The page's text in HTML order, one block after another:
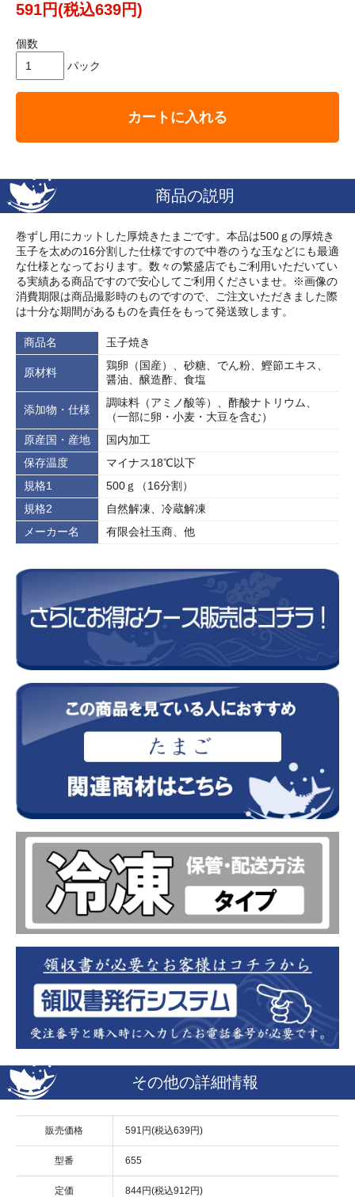
591円(税込639円)
個数
パック
カートに入れる
商品の説明
巻ずし用にカットした厚焼きたまごです。本品は500ｇの厚焼き
玉子を太めの16分割した仕様ですので中巻のうな玉などにも最適
な仕様となっております。数々の繁盛店でもご利用いただいてい
る実績ある商品ですので安心してご利用くださいませ。※画像の
消費期限は商品撮影時のものですので、ご注文いただきました際
は十分な期間があるものを責任をもって発送致します。
商品名 玉子焼き
原材料
鶏卵（国産）、砂糖、でん粉、鰹節エキス、
醤油、醸造酢、食塩
添加物・仕様
調味料（アミノ酸等）、酢酸ナトリウム、
（一部に卵・小麦・大豆を含む）
原産国・産地
国内加工
保存温度
マイナス18℃以下
規格1
500ｇ（16分割）
規格2
自然解凍、冷蔵解凍
メーカー名
有限会社玉商、他
その他の詳細情報
販売価格 591円(税込639円)
型番 655
定価 844円(税込912円)